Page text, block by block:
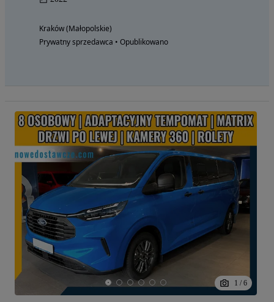
Kraków (Małopolskie)
Prywatny sprzedawca • Opublikowano
1 / 6